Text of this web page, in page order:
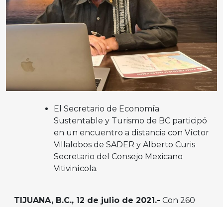
El Secretario de Economía
Sustentable y Turismo de BC participó
en un encuentro a distancia con Víctor
Villalobos de SADER y Alberto Curis
Secretario del Consejo Mexicano
Vitivinícola.
TIJUANA, B.C., 12 de julio de 2021.- Con 260